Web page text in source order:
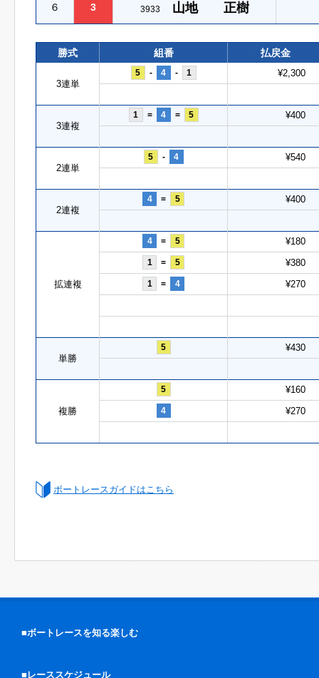
６ 3 3933 山地 正樹
勝式 組番 払戻金
3連単
5 - 4 - 1 ¥2,300
3連複
1 = 4 = 5 ¥400
2連単
5 - 4 ¥540
2連複
4 = 5 ¥400
拡連複
4 = 5 ¥180
1 = 5 ¥380
1 = 4 ¥270
単勝
5 ¥430
複勝
5 ¥160
4 ¥270
ボートレースガイドはこちら
■ボートレースを知る楽しむ
■レーススケジュール